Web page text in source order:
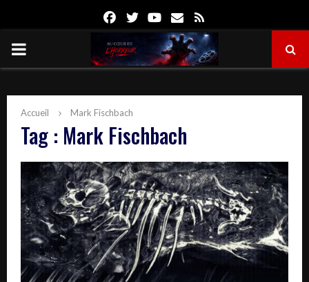
FacebookTwitterYoutube
Email
PRIMARY
Accueil Mark Fischbach
Tag : Mark Fischbach